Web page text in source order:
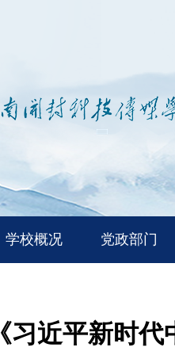
学校概况 党政部门
《习近平新时